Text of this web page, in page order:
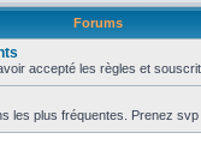
Forums
accepté les règles et
les plus fréquentes. Prenez